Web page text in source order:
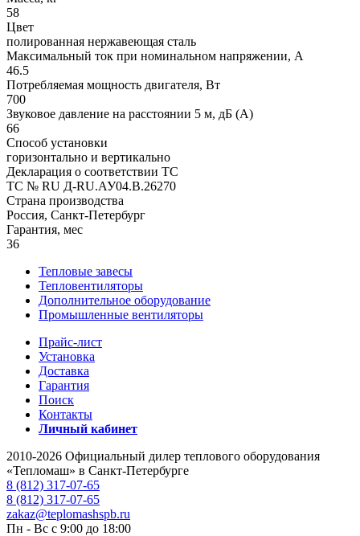
58
Цвет
полированная нержавеющая сталь
Максимальный ток при номинальном напряжении, A
46.5
Потребляемая мощность двигателя, Вт
700
Звуковое давление на расстоянии 5 м, дБ (A)
66
Способ установки
горизонтально и вертикально
Декларация о соответствии ТС
ТС № RU Д-RU.АУ04.B.26270
Страна производства
Россия, Санкт-Петербург
Гарантия, мес
36
Тепловые завесы
Тепловентиляторы
Дополнительное оборудование
Промышленные вентиляторы
Прайс-лист
Установка
Доставка
Гарантия
Поиск
Контакты
Личный кабинет
2010-2026 Официальный дилер теплового оборудования
«Тепломаш» в Санкт-Петербурге
8 (812) 317-07-65
8 (812) 317-07-65
zakaz@teplomashspb.ru
Пн - Вс с 9:00 до 18:00